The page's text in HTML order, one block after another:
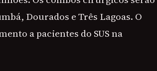
Dourados e Três Lagoas. O
a pacientes do SUS na